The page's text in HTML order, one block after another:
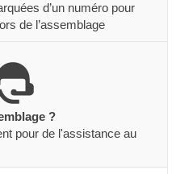
d’un numéro pour
de l’assemblage
?
pour de l'assistance au